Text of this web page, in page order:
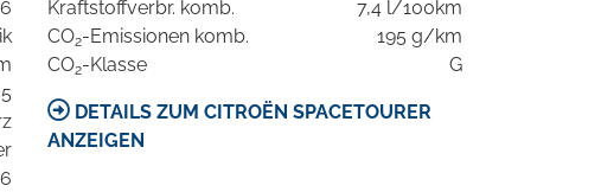
5
Kraftstoffverbr. komb.
7,4 l/100km
CO2-Emissionen komb.
195 g/km
CO2-Klasse G
DETAILS ZUM CITROËN SPACETOURER
ANZEIGEN